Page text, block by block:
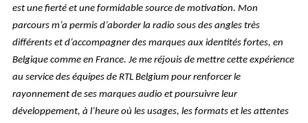
est une fierté et une formidable source de motivation. Mon
parcours m’a permis d’aborder la radio sous des angles très
différents et d’accompagner des marques aux identités fortes, en
Belgique comme en France. Je me réjouis de mettre cette expérience
au service des équipes de RTL Belgium pour renforcer le
rayonnement de ses marques audio et poursuivre leur
développement, à l’heure où les usages, les formats et les attentes